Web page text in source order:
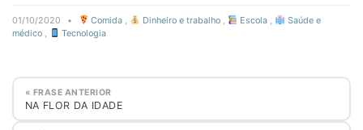
01/10/2020 • Comida , Dinheiro e trabalho, Escola ,
Saúde e
médico , Tecnologia
« FRASE ANTERIOR
NA FLOR DA IDADE